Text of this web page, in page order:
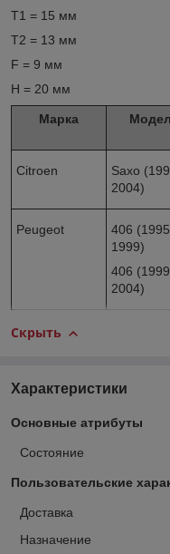
T1 = 15 мм
T2 = 13 мм
F = 9 мм
H = 20 мм
Марка
Citroen
Saxo
2004)
Peugeot
406
1999)
406
2004)
Скрыть
Характеристики
Основные атрибуты
Состояние
Пользовательские
Доставка
Назначение